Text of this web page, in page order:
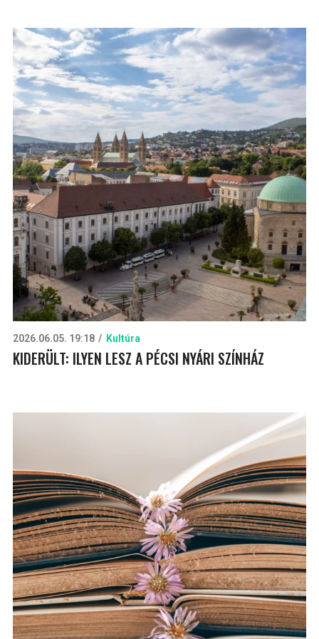
2026.06.05. 19:18 Kultúra
KIDERÜLT: ILYEN LESZ A PÉCSI NYÁRI SZÍNHÁZ